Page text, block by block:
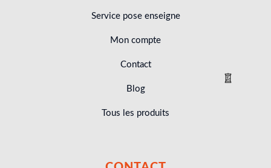
Service pose enseigne
Mon compte
Contact
Blog
Tous les produits